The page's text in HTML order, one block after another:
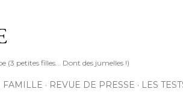
(3 petites filles... Dont des jumelles !)
FAMILLE REVUE DE PRESSE LES